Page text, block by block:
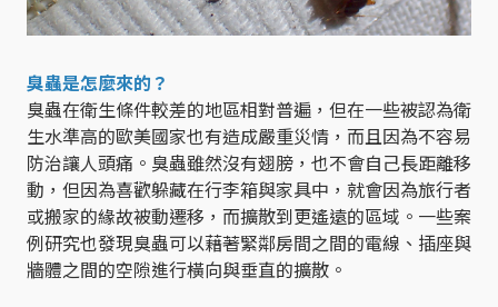
臭蟲是怎麼來的？
臭蟲在衛生條件較差的地區相對普遍，但在一些被認為衛
生水準高的歐美國家也有造成嚴重災情，而且因為不容易
防治讓人頭痛。臭蟲雖然沒有翅膀，也不會自己長距離移
動，但因為喜歡躲藏在行李箱與家具中，就會因為旅行者
或搬家的緣故被動遷移，而擴散到更遙遠的區域。一些案
例研究也發現臭蟲可以藉著緊鄰房間之間的電線、插座與
牆體之間的空隙進行橫向與垂直的擴散。